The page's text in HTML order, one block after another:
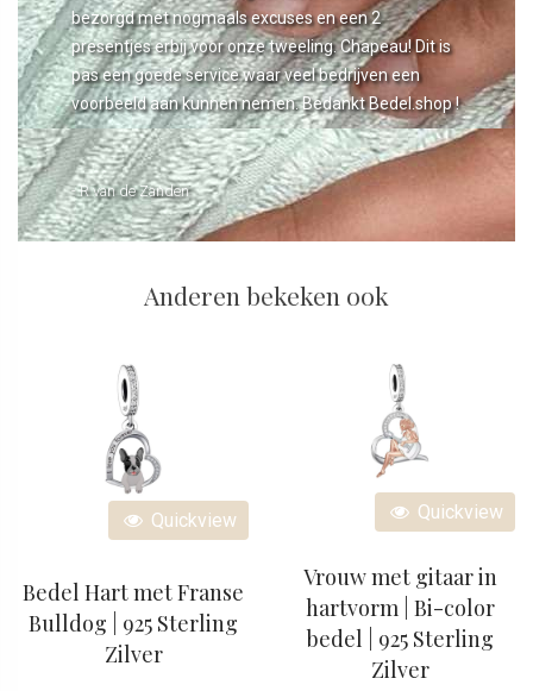
bezorgd met nogmaals excuses en een 2
presentjes erbij voor onze tweeling. Chapeau! Dit is
pas een goede service waar veel bedrijven een
voorbeeld aan kunnen nemen. Bedankt Bedel.shop !
- R van de Zanden
Anderen bekeken ook
Quickview
Bedel Hart met Franse
Bulldog | 925 Sterling
Zilver
Quickview
Vrouw met gitaar in
hartvorm | Bi-color
bedel | 925 Sterling
Zilver